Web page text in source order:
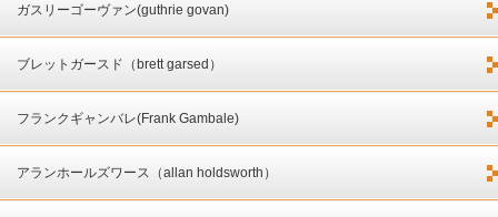
ガスリーゴーヴァン(guthrie govan)
ブレットガースド（brett garsed）
フランクギャンバレ(Frank Gambale)
アランホールズワース（allan holdsworth）